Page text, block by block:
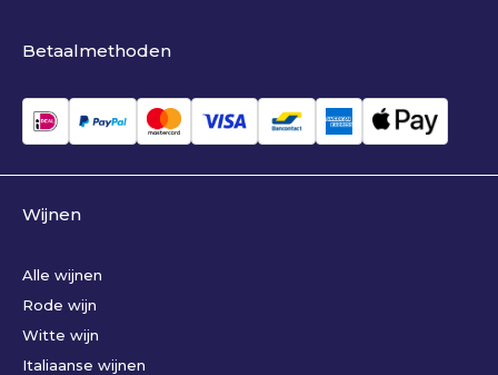
Betaalmethoden
Wijnen
Alle wijnen
Rode wijn
Witte wijn
Italiaanse wijnen